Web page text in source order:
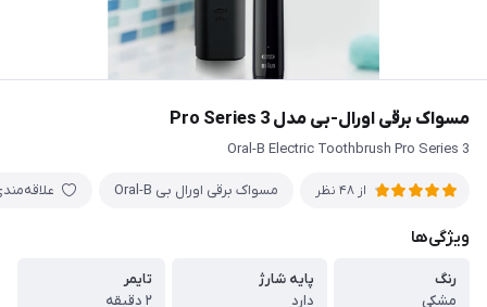
مسواک برقی اورال-بی مدل Pro Series 3
Oral-B Electric Toothbrush Pro Series 3
از 48 نظر مسواک برقی اورال بی Oral-B
ویژگی‌ها
رنگ
مشکی
پایه شارژ
دارد
تایمر
۲ دقیقه